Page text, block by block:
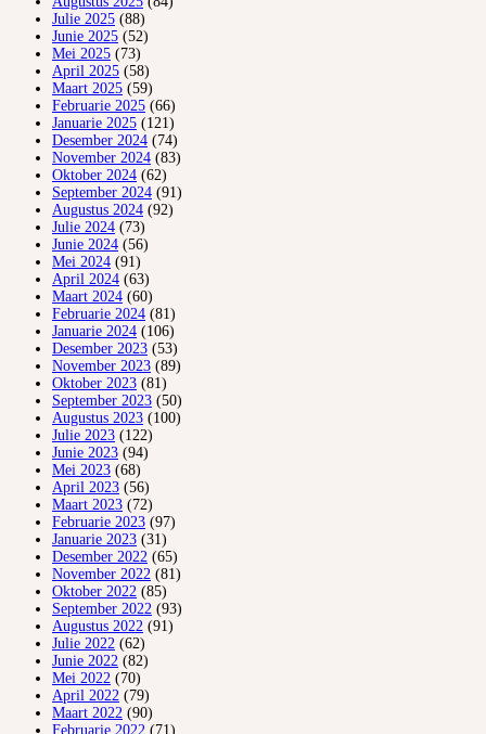
Julie 2025 (88)
Junie 2025 (52)
Mei 2025 (73)
April 2025 (58)
Maart 2025 (59)
Februarie 2025 (66)
Januarie 2025 (121)
Desember 2024 (74)
November 2024 (83)
Oktober 2024 (62)
September 2024 (91)
Augustus 2024 (92)
Julie 2024 (73)
Junie 2024 (56)
Mei 2024 (91)
April 2024 (63)
Maart 2024 (60)
Februarie 2024 (81)
Januarie 2024 (106)
Desember 2023 (53)
November 2023 (89)
Oktober 2023 (81)
September 2023 (50)
Augustus 2023 (100)
Julie 2023 (122)
Junie 2023 (94)
Mei 2023 (68)
April 2023 (56)
Maart 2023 (72)
Februarie 2023 (97)
Januarie 2023 (31)
Desember 2022 (65)
November 2022 (81)
Oktober 2022 (85)
September 2022 (93)
Augustus 2022 (91)
Julie 2022 (62)
Junie 2022 (82)
Mei 2022 (70)
April 2022 (79)
Maart 2022 (90)
Februarie 2022 (71)